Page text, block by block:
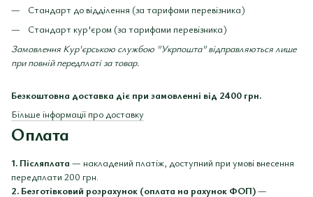
Стандарт до відділення (за тарифами перевізника)
Стандарт кур'єром (за тарифами перевізника)
Замовлення Кур'єрською службою "Укрпошта" відправляються лише
при повній передплаті за товар.
Безкоштовна доставка діє при замовленні від 2400 грн.
Більше інформації про доставку
Оплата
1. Післяплата — накладений платіж, доступний при умові внесення
передплати 200 грн.
2. Безготівковий розрахунок (оплата на рахунок ФОП)—